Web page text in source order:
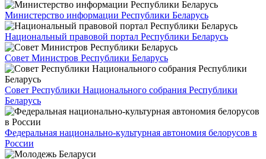
Министерство информации Республики Беларусь
Национальный правовой портал Республики Беларусь
Совет Министров Республики Беларусь
Совет Республики Национального собрания Республики
Беларусь
Федеральная национально-культурная автономия белорусов в
России